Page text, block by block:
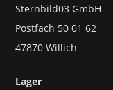
Sternbild03 GmbH
Postfach 50 01 62
47870 Willich
Lager